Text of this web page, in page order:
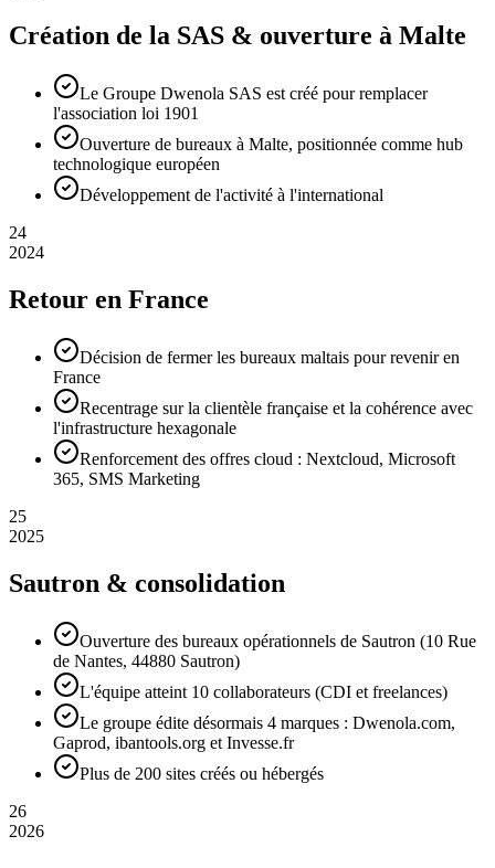
Création de la SAS & ouverture à Malte
Le Groupe Dwenola SAS est créé pour remplacer
l'association loi 1901
Ouverture de bureaux à Malte, positionnée comme hub
technologique européen
Développement de l'activité à l'international
24
2024
Retour en France
Décision de fermer les bureaux maltais pour revenir en
France
Recentrage sur la clientèle française et la cohérence avec
l'infrastructure hexagonale
Renforcement des offres cloud : Nextcloud, Microsoft
365, SMS Marketing
25
2025
Sautron & consolidation
Ouverture des bureaux opérationnels de Sautron (10 Rue
de Nantes, 44880 Sautron)
L'équipe atteint 10 collaborateurs (CDI et freelances)
Le groupe édite désormais 4 marques : Dwenola.com,
Gaprod, ibantools.org et Invesse.fr
Plus de 200 sites créés ou hébergés
26
2026